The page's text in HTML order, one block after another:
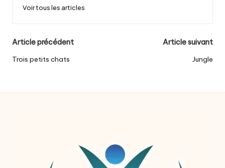
Voir tous les articles
Post
navigation
Article précédent
Trois petits chats
Article suivant
Jungle